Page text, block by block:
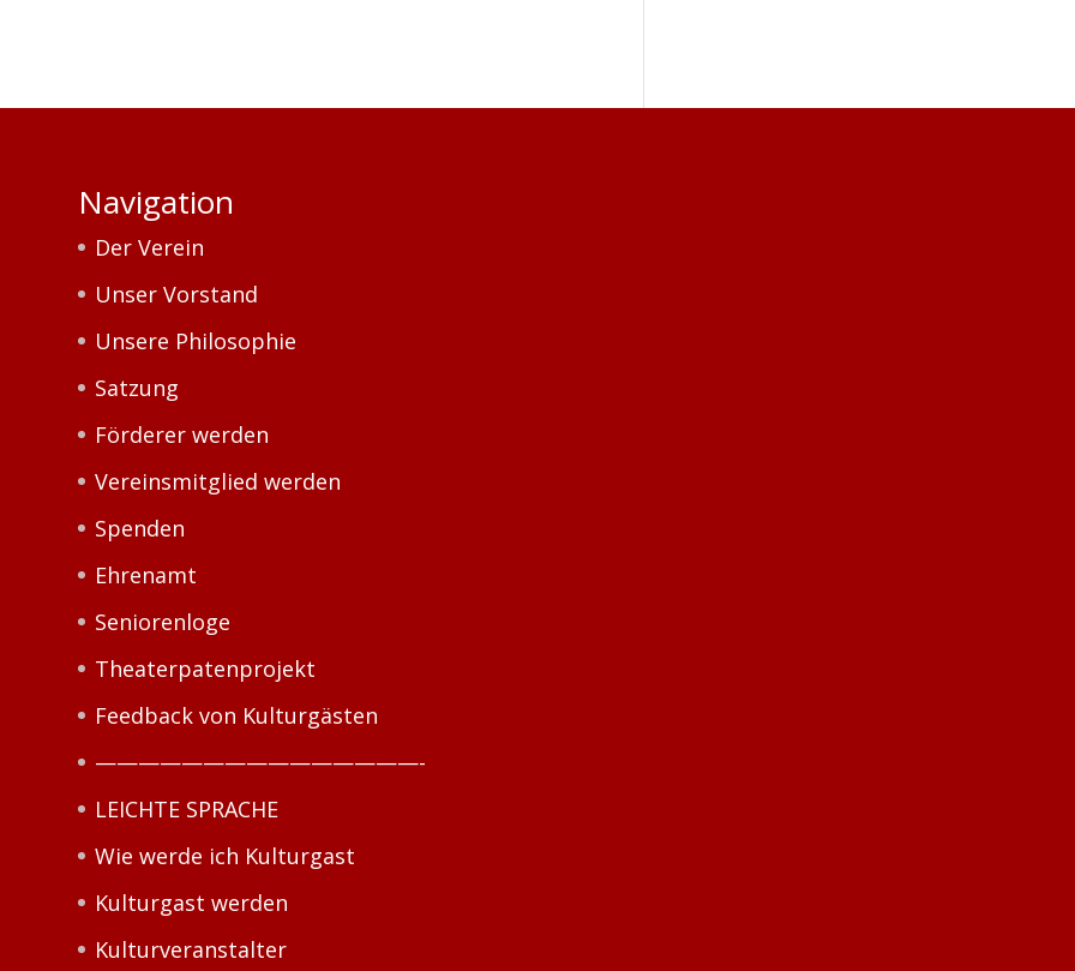
Navigation
Der Verein
Unser Vorstand
Unsere Philosophie
Satzung
Förderer werden
Vereinsmitglied werden
Spenden
Ehrenamt
Seniorenloge
Theaterpatenprojekt
Feedback von Kulturgästen
———————————————-
LEICHTE SPRACHE
Wie werde ich Kulturgast
Kulturgast werden
Kulturveranstalter